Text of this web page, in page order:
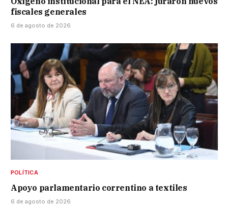
fiscales generales
6 de agosto de 2026
POLÍTICA
Apoyo parlamentario correntino a textiles
6 de agosto de 2026